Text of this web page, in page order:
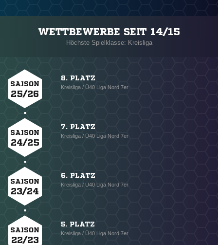
WETTBEWERBE SEIT 14/15
Höchste Spielklasse: Kreisliga
SAISON
25/26
8. PLATZ
Kreisliga / Ü40 Liga Nord 7er
SAISON
24/25
7. PLATZ
Kreisliga / Ü40 Liga Nord 7er
SAISON
23/24
6. PLATZ
Kreisliga / Ü40 Liga Nord 7er
SAISON
22/23
5. PLATZ
Kreisliga / Ü40 Liga Nord 7er